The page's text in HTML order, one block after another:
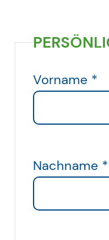
Vorname *
Nachname *